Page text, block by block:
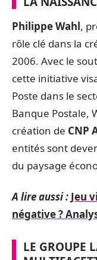
Philippe Wahl,
rôle clé dans la
2006. Avec le
cette initiative
Poste dans le
Banque Postale,
création de CNP
entités sont
du paysage
A lire aussi : Jeu
négative ?
LE GROUPE